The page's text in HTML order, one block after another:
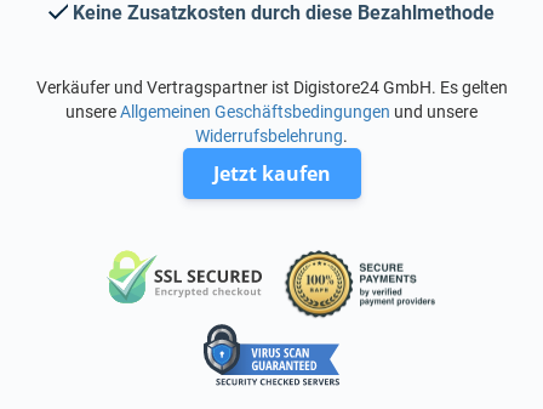
Keine Zusatzkosten durch diese Bezahlmethode
Verkäufer und Vertragspartner ist Digistore24 GmbH. Es gelten
unsereAllgemeinen Geschäftsbedingungen und unsere
Widerrufsbelehrung.
Jetzt kaufen